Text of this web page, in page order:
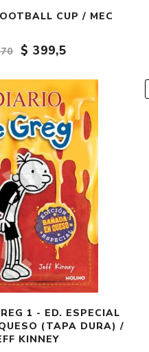
CUP / MEC
$ 399,5
1 - ED. ESPECIAL
(TAPA DURA) /
KINNEY